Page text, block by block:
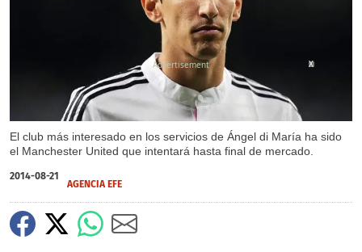
El club más interesado en los servicios de Ángel di María ha sido
el Manchester United que intentará hasta final de mercado.
X
2014-08-21
AGENCIA EFE